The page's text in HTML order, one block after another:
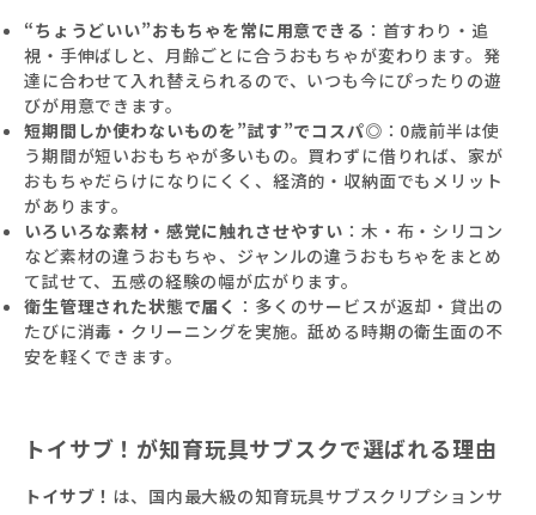
“ちょうどいい”おもちゃを常に用意できる ：首すわり・追
視・手伸ばしと、月齢ごとに合うおもちゃが変わります。発
達に合わせて入れ替えられるので、いつも今にぴったりの遊
びが用意できます。
短期間しか使わないものを”試す”でコスパ◎ ：0歳前半は使
う期間が短いおもちゃが多いもの。買わずに借りれば、家が
おもちゃだらけになりにくく、経済的・収納面でもメリット
があります。
いろいろな素材・感覚に触れさせやすい ：木・布・シリコン
など素材の違うおもちゃ、ジャンルの違うおもちゃをまとめ
て試せて、五感の経験の幅が広がります。
衛生管理された状態で届く ：多くのサービスが返却・貸出の
たびに消毒・クリーニングを実施。舐める時期の衛生面の不
安を軽くできます。
トイサブ！が知育玩具サブスクで選ばれる理由
トイサブ！ は、国内最大級の知育玩具サブスクリプションサ